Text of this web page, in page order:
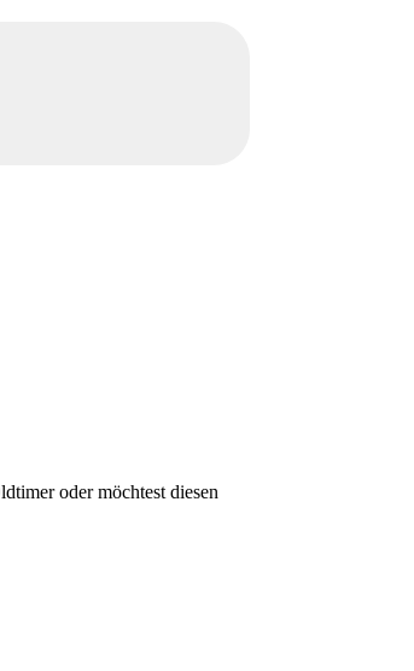
oder möchtest diesen